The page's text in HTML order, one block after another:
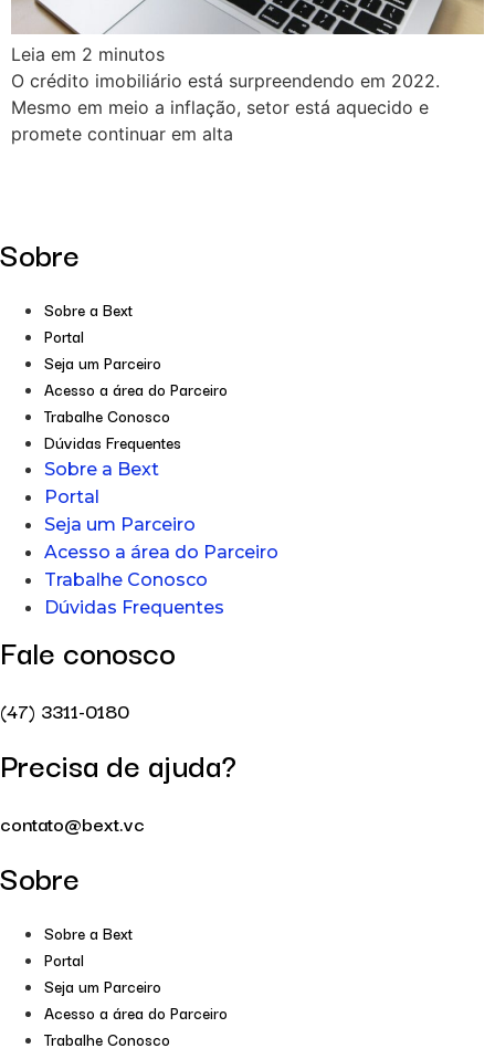
Leia em 2 minutos
O crédito imobiliário está surpreendendo em 2022.
Mesmo em meio a inflação, setor está aquecido e
promete continuar em alta
Sobre
Sobre a Bext
Portal
Seja um Parceiro
Acesso a área do Parceiro
Trabalhe Conosco
Dúvidas Frequentes
Sobre a Bext
Portal
Seja um Parceiro
Acesso a área do Parceiro
Trabalhe Conosco
Dúvidas Frequentes
Fale conosco
(47) 3311-0180
Precisa de ajuda?
contato@bext.vc
Sobre
Sobre a Bext
Portal
Seja um Parceiro
Acesso a área do Parceiro
Trabalhe Conosco